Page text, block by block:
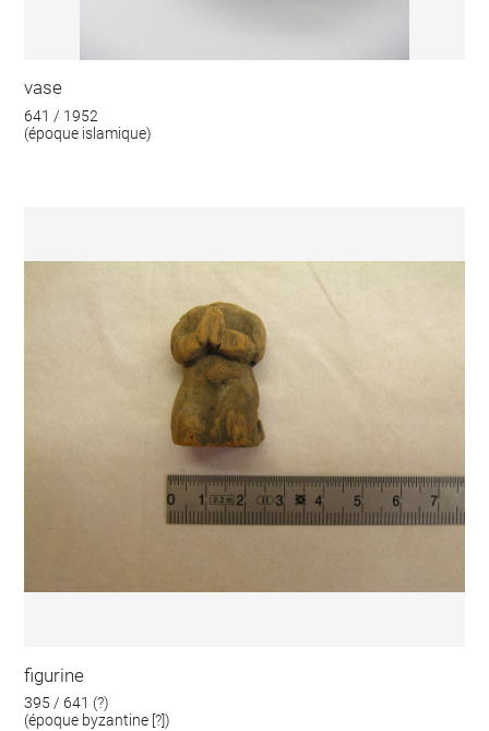
vase
641 / 1952
(époque islamique)
figurine
395 / 641 (?)
(époque byzantine [?])